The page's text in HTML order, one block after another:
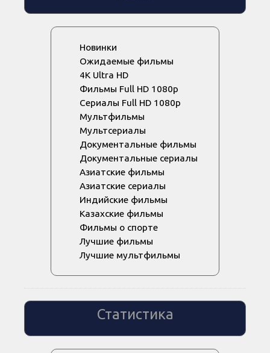
Новинки
Ожидаемые фильмы
4K Ultra HD
Фильмы Full HD 1080p
Сериалы Full HD 1080p
Мультфильмы
Мультсериалы
Документальные фильмы
Документальные сериалы
Азиатские фильмы
Азиатские сериалы
Индийские фильмы
Казахские фильмы
Фильмы о спорте
Лучшие фильмы
Лучшие мультфильмы
Статистика